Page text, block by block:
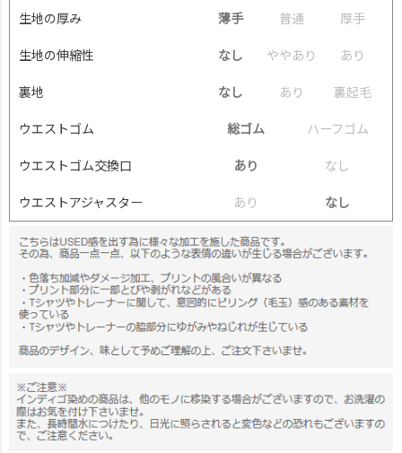
生地の厚み 薄手 普通 厚手
生地の伸縮性 なし ややあ り あ り
裏地 なし あ り 裏起毛
ウエストゴム 総ゴム ハーフ ゴム
ウエストゴム交換口 あり な し
ウエストアジャスター あ り なし